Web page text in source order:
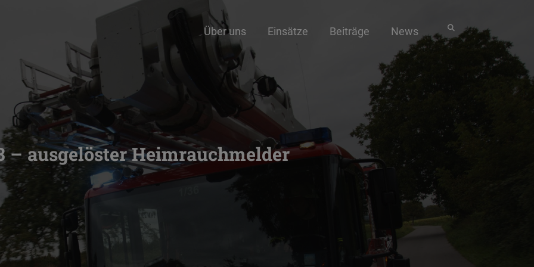
Über uns Einsätze Beiträge News
– ausgelöster Heimrauchmelder